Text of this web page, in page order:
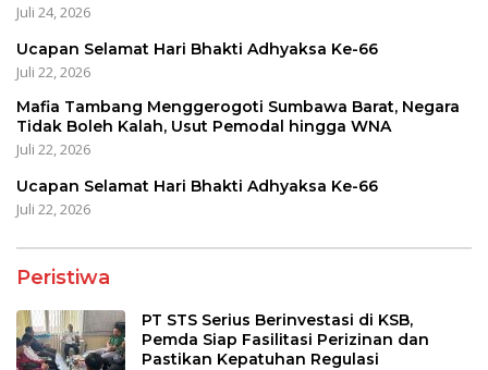
Juli 24, 2026
Ucapan Selamat Hari Bhakti Adhyaksa Ke-66
Juli 22, 2026
Mafia Tambang Menggerogoti Sumbawa Barat, Negara
Tidak Boleh Kalah, Usut Pemodal hingga WNA
Juli 22, 2026
Ucapan Selamat Hari Bhakti Adhyaksa Ke-66
Juli 22, 2026
Peristiwa
PT STS Serius Berinvestasi di KSB,
Pemda Siap Fasilitasi Perizinan dan
Pastikan Kepatuhan Regulasi